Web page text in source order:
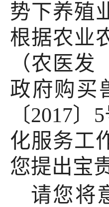
势下养殖
根据农业
（农医
政府购买
〔2017
化服务工
您提出宝
请您将